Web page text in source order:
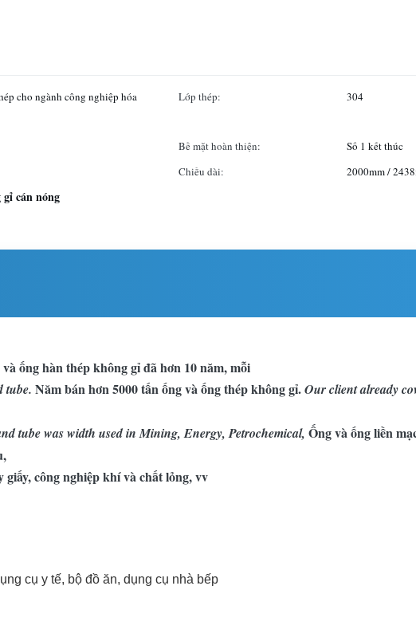
cho ngành công nghiệp hóa
Lớp thép: 304
Bề mặt hoàn thiện:
Số 1 kết thúc
Chiều dài:
2000mm /
cán nóng
ống hàn thép không gỉ đã hơn 10 năm, mỗi
tube. Năm bán hơn 5000 tấn ống và ống thép không gỉ.Our client already
tube was width used in Mining, Energy, Petrochemical, Ống và ống liền
công nghiệp khí và chất lỏng, vv
cụ y tế, bộ đồ ăn, dụng cụ nhà bếp